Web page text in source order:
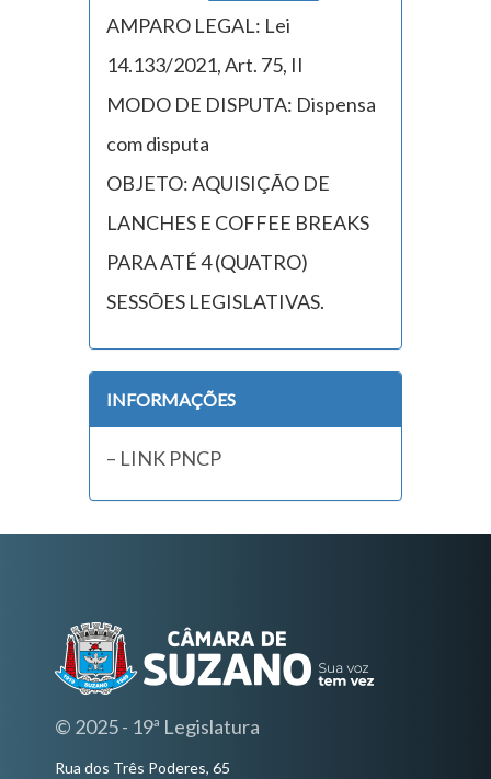
AMPARO LEGAL: Lei
14.133/2021, Art. 75, II
MODO DE DISPUTA: Dispensa
com disputa
OBJETO: AQUISIÇÃO DE
LANCHES E COFFEE BREAKS
PARA ATÉ 4 (QUATRO)
SESSÕES LEGISLATIVAS.
INFORMAÇÕES
– LINK PNCP
© 2025 - 19ª Legislatura
Rua dos Três Poderes, 65